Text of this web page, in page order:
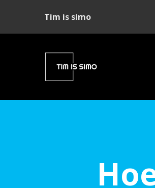
Tim is simo